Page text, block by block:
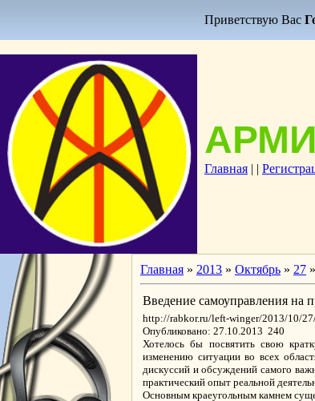
Приветствую Вас
Главная | |
Главная » 2013 » Октябрь » 27
Введение самоуправления на
http://rabkor.ru/left-winger/2013/10/
Опубликовано: 27.10.2013 240
Хотелось бы посвятить свою
изменению ситуации во всех
дискуссий и обсуждений самого
практический опыт реальной
Основным краеугольным камнем